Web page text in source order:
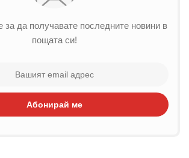
за да получавате последните новини в
пощата си!
Абонирай ме